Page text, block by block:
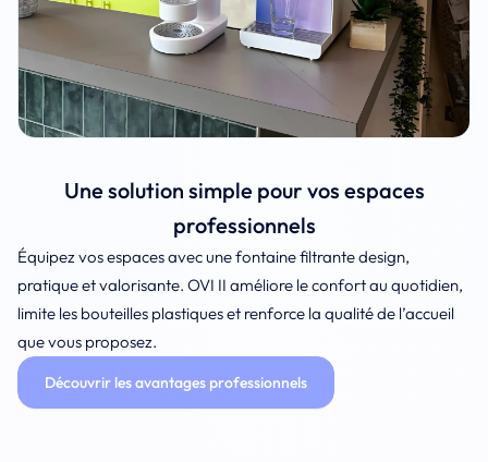
Une solution simple pour vos espaces
professionnels
Équipez vos espaces avec une fontaine filtrante design,
pratique et valorisante. OVI II améliore le confort au quotidien,
limite les bouteilles plastiques et renforce la qualité de l’accueil
que vous proposez.
Découvrir les avantages professionnels